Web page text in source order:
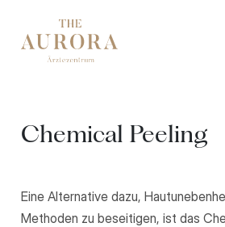
Chemical Peeling
Eine Alternative dazu,
Methoden zu beseitigen, ist das